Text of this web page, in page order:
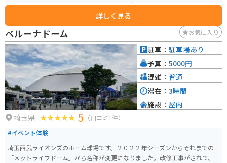
徐々に寂れていく中で新しいシンボルとして生まれ変わりました。両脇を固
める各店舗は大正時代を思わせるノスタルジックな装いで、特に角にある川
越商工会議所の造りは足を止めて眺めるほど趣があります。 5月のこどもの日
前後より商店街全体に吊るされる鯉のぼりは圧巻で、まるで鯉のぼりのアー
ケードを作るかのように空を自由に泳ぎます。
詳しく見る
ベルーナドーム お気に入り
埼玉県 5 （口コミ1件）
#イベント体験
埼玉西武ライオンズのホーム球場です。２０２２年シーズンからそれまでの
「メットライフドーム」から名称が変更になりました。改修工事がされて、
駐車： 駐車場あり
予算： 5000円
混雑： 普通
滞在： 3時間
施設： 屋内